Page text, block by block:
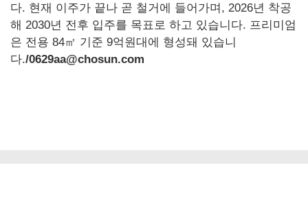
다. 현재 이주가 끝나 곧 철거에 들어가며, 2026년 착공
해 2030년 전후 입주를 목표로 하고 있습니다. 프리미엄
은 전용 84㎡ 기준 9억원대에 형성돼 있습니
다./0629aa@chosun.com